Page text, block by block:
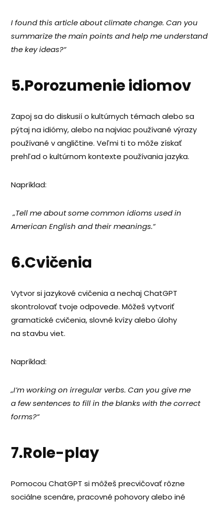
I found this article about climate change. Can you
summarize the main points and help me understand
the key ideas?“
5.Porozumenie idiomov
Zapoj sa do diskusií o kultúrnych témach alebo sa
pýtaj na idiómy, alebo na najviac používané výrazy
používané v angličtine. Veľmi ti to môže získať
prehľad o kultúrnom kontexte používania jazyka.
Napríklad:
„Tell me about some common idioms used in
American English and their meanings.“
6.Cvičenia
Vytvor si jazykové cvičenia a nechaj ChatGPT
skontrolovať tvoje odpovede. Môžeš vytvoriť
gramatické cvičenia, slovné kvízy alebo úlohy
na stavbu viet.
Napríklad:
„I’m working on irregular verbs. Can you give me
a few sentences to fill in the blanks with the correct
forms?“
7.Role-play
Pomocou ChatGPT si môžeš precvičovať rôzne
sociálne scenáre, pracovné pohovory alebo iné